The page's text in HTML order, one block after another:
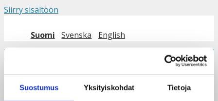
Suostumus Yksityiskohdat Tietoja
Siirry sisältöön
Suomi Svenska English